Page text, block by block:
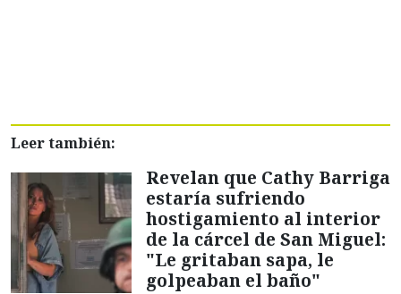
Leer también:
Revelan que Cathy Barriga
estaría sufriendo
hostigamiento al interior
de la cárcel de San Miguel:
"Le gritaban sapa, le
golpeaban el baño"